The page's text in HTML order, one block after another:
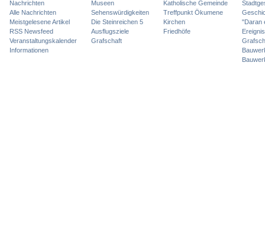
Nachrichten
Alle Nachrichten
Meistgelesene Artikel
RSS Newsfeed
Veranstaltungskalender
Informationen
Museen
Sehenswürdigkeiten
Die Steinreichen 5
Ausflugsziele
Grafschaft
Katholische Gemeinde
Treffpunkt Ökumene
Kirchen
Friedhöfe
"Daran